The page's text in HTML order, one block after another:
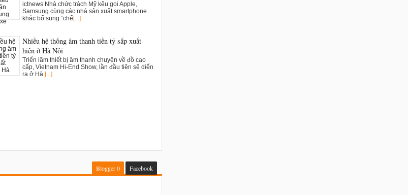
ictnews Nhà chức trách Mỹ kêu gọi Apple,
Samsung cùng các nhà sản xuất smartphone
khác bổ sung “chế [...]
Nhiều hệ thống âm thanh tiền tỷ sắp xuất
hiện ở Hà Nội
Triển lãm thiết bị âm thanh chuyên về đồ cao
cấp, Vietnam Hi-End Show, lần đầu tiên sẽ diển
ra ở Hà [...]
Blogger0 Facebook